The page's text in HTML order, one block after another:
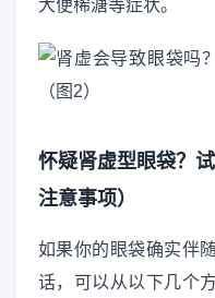
大便稀溏等症状。
怀疑肾虚型眼袋？
注意事项）
如果你的眼袋确实伴
话，可以从以下几个